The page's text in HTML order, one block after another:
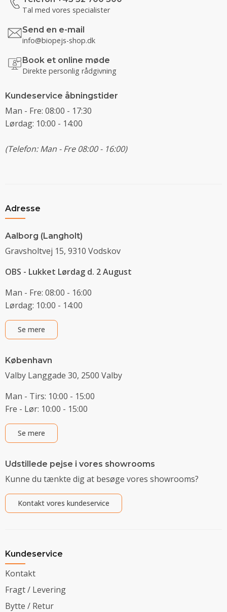
Tal med vores specialister
Send en e-mail
info@biopejs-shop.dk
Book et online møde
Direkte personlig rådgivning
Kundeservice åbningstider
Man - Fre: 08:00 - 17:30
Lørdag: 10:00 - 14:00
(Telefon: Man - Fre 08:00 - 16:00)
Adresse
Aalborg (Langholt)
Gravsholtvej 15, 9310 Vodskov
OBS - Lukket Lørdag d. 2 August
Man - Fre: 08:00 - 16:00
Lørdag: 10:00 - 14:00
Se mere
København
Valby Langgade 30, 2500 Valby
Man - Tirs: 10:00 - 15:00
Fre - Lør: 10:00 - 15:00
Se mere
Udstillede pejse i vores showrooms
Kunne du tænkte dig at besøge vores showrooms?
Kontakt vores kundeservice
Kundeservice
Kontakt
Fragt / Levering
Bytte / Retur